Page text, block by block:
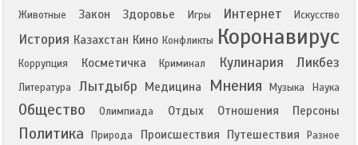
Животные
Закон Здоровье Игры Интернет Искусство
История Казахстан Кино Конфликты Коронавирус
Коррупция Косметичка Криминал Кулинария Ликбез
Литература Лытдыбр Медицина Мнения Музыка Наука
Общество Олимпиада Отдых Отношения Персоны
Политика Природа Происшествия Путешествия Разное